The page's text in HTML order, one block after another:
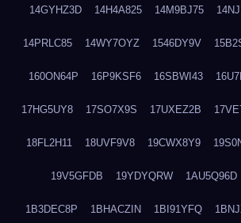
14GYHZ3D 14H4A825 14M9BJ75
14PRLC85 14WY7OYZ 1546DY9V
160ON64P 16P9KSF6 16SBWI43
17HG5UY8 17SO7X9S 17UXEZ2B
18FL2H11 18UVF9V8 19CWX8Y9
19V5GFDB 19YDYQRW 1AU5Q96D
1B3DEC8P 1BHACZIN 1BI91YFQ